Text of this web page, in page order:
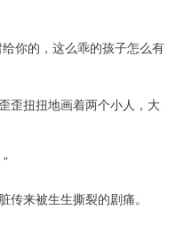
你的，这么乖的孩子怎么有
歪扭扭地画着两个小人，大
来被生生撕裂的剧痛。